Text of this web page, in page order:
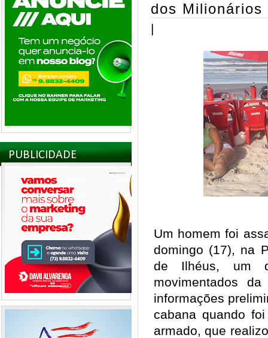
PUBLICIDADE
dos Milionários
|
Um homem foi
domingo (17), na
de Ilhéus, um
movimentados
informações
cabana quando
armado, que